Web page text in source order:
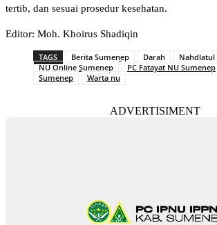
tertib, dan sesuai prosedur kesehatan.
Editor: Moh. Khoirus Shadiqin
TAGS Berita Sumenep Darah Nahdlatul
NU Online Sumenep
PC Fatayat NU Sumenep
Sumenep
Warta nu
ADVERTISIMENT